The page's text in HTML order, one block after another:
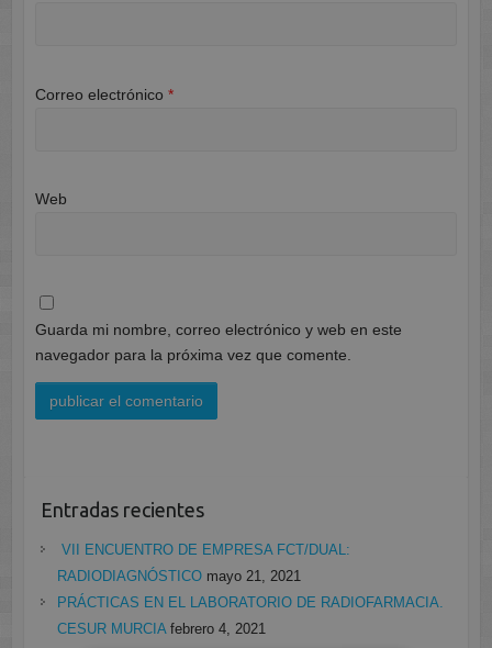
Correo electrónico *
Web
Guarda mi nombre, correo electrónico y web en este
navegador para la próxima vez que comente.
Entradas recientes
VII ENCUENTRO DE EMPRESA FCT/DUAL:
RADIODIAGNÓSTICO mayo 21, 2021
PRÁCTICAS EN EL LABORATORIO DE RADIOFARMACIA.
CESUR MURCIA febrero 4, 2021